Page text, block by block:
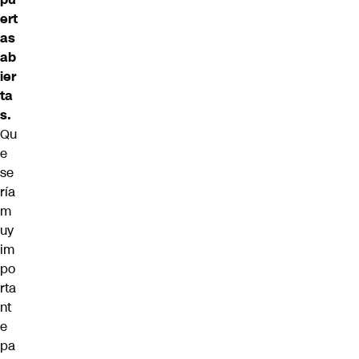
ert
as
ab
ier
ta
s.
Qu
e
se
ría
m
uy
im
po
rta
nt
e
pa